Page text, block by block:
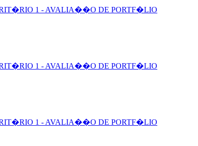
1 - AVALIA��O DE PORTF�LIO
1 - AVALIA��O DE PORTF�LIO
1 - AVALIA��O DE PORTF�LIO